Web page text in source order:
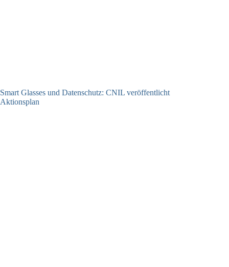
Smart Glasses und Datenschutz: CNIL veröffentlicht
Aktionsplan